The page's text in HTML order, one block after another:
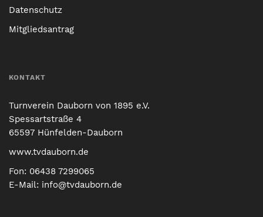
Datenschutz
Mitgliedsantrag
KONTAKT
Turnverein Dauborn von 1895 e.V.
Spessartstraße 4
65597 Hünfelden-Dauborn
www.tvdauborn.de
Fon: 06438 7299065
E-Mail: info@tvdauborn.de